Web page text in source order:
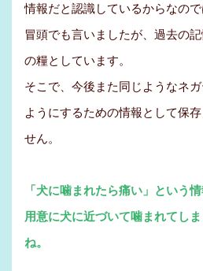
情報だと認識しているからなの
冒頭でも言いましたが、過去の
の糧としています。
そこで、今後また同じようなネ
ようにするための情報として保
せん。
「犬に噛まれたら痛い」という
用意に犬に近づいて噛まれてし
ね。